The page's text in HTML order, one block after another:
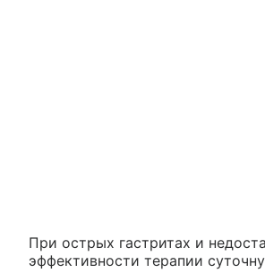
При острых гастритах и
эффективности терапии